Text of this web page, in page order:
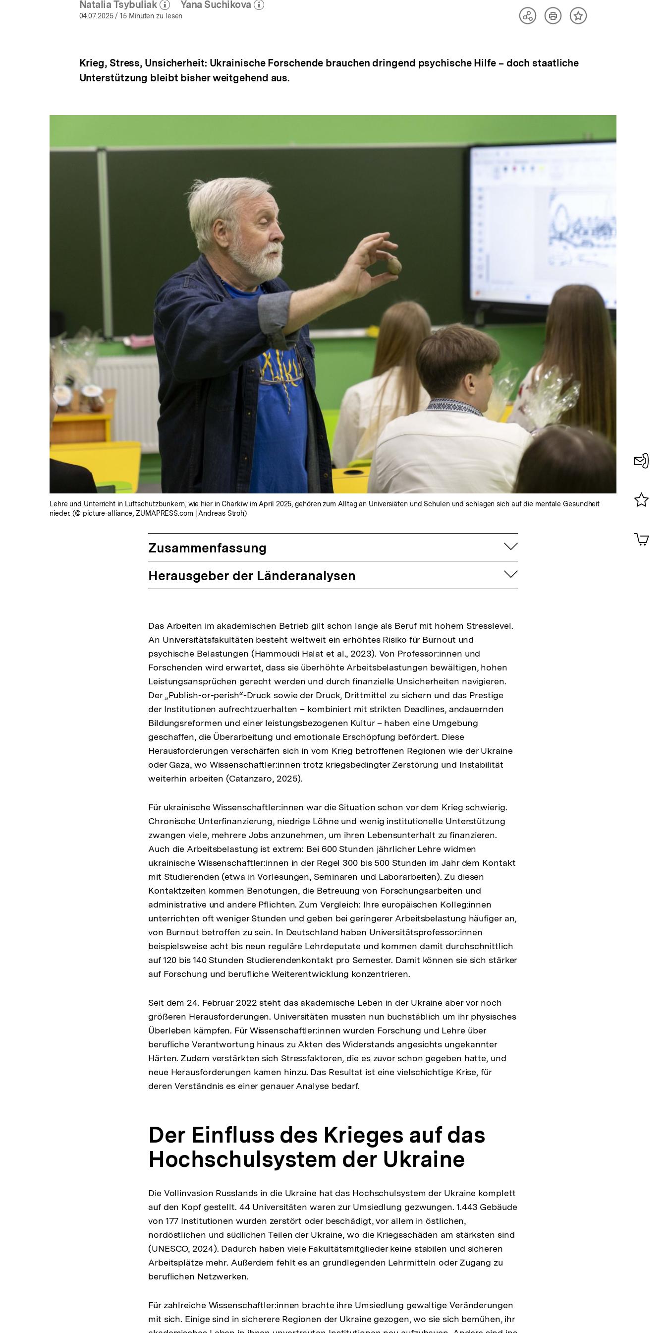
Natalia Tsybuliak
(Mehr zum Autor)
öffnen
Yana Suchikova
(Mehr zum Autor)
04.07.2025/ 15 Minuten zu lesen
TeilenArtikelInhalt
Krieg, Stress, Unsicherheit: Ukrainische Forschende brauchen dringend psychische Hilfe – doch staatliche
Unterstützung bleibt bisher weitgehend aus.
Lehre und Unterricht in Luftschutzbunkern, wie hier in Charkiw im April 2025, gehören zum Alltag an Universiäten und Schulen und schlagen sich auf die mentale Gesundheit
nieder. (© picture-alliance, ZUMAPRESS.com | Andreas Stroh)
Zusammenfassung aufklappen
Herausgeber der Länderanalysen aufklappen
Das Arbeiten im akademischen Betrieb gilt schon lange als Beruf mit hohem Stresslevel.
An Universitätsfakultäten besteht weltweit ein erhöhtes Risiko für Burnout und
psychische Belastungen (Hammoudi Halat et al., 2023). Von Professor:innen und
Forschenden wird erwartet, dass sie überhöhte Arbeitsbelastungen bewältigen, hohen
Leistungsansprüchen gerecht werden und durch finanzielle Unsicherheiten navigieren.
Der „Publish-or-perish“-Druck sowie der Druck, Drittmittel zu sichern und das Prestige
der Institutionen aufrechtzuerhalten – kombiniert mit strikten Deadlines, andauernden
Bildungsreformen und einer leistungsbezogenen Kultur – haben eine Umgebung
geschaffen, die Überarbeitung und emotionale Erschöpfung befördert. Diese
Herausforderungen verschärfen sich in vom Krieg betroffenen Regionen wie der Ukraine
oder Gaza, wo Wissenschaftler:innen trotz kriegsbedingter Zerstörung und Instabilität
weiterhin arbeiten (Catanzaro, 2025).
Für ukrainische Wissenschaftler:innen war die Situation schon vor dem Krieg schwierig.
Chronische Unterfinanzierung, niedrige Löhne und wenig institutionelle Unterstützung
zwangen viele, mehrere Jobs anzunehmen, um ihren Lebensunterhalt zu finanzieren.
Auch die Arbeitsbelastung ist extrem: Bei 600 Stunden jährlicher Lehre widmen
ukrainische Wissenschaftler:innen in der Regel 300 bis 500 Stunden im Jahr dem Kontakt
mit Studierenden (etwa in Vorlesungen, Seminaren und Laborarbeiten). Zu diesen
Kontaktzeiten kommen Benotungen, die Betreuung von Forschungsarbeiten und
administrative und andere Pflichten. Zum Vergleich: Ihre europäischen Kolleg:innen
unterrichten oft weniger Stunden und geben bei geringerer Arbeitsbelastung häufiger an,
von Burnout betroffen zu sein. In Deutschland haben Universitätsprofessor:innen
beispielsweise acht bis neun reguläre Lehrdeputate und kommen damit durchschnittlich
auf 120 bis 140 Stunden Studierendenkontakt pro Semester. Damit können sie sich stärker
auf Forschung und berufliche Weiterentwicklung konzentrieren.
Seit dem 24. Februar 2022 steht das akademische Leben in der Ukraine aber vor noch
größeren Herausforderungen. Universitäten mussten nun buchstäblich um ihr physisches
Überleben kämpfen. Für Wissenschaftler:innen wurden Forschung und Lehre über
berufliche Verantwortung hinaus zu Akten des Widerstands angesichts ungekannter
Härten. Zudem verstärkten sich Stressfaktoren, die es zuvor schon gegeben hatte, und
neue Herausforderungen kamen hinzu. Das Resultat ist eine vielschichtige Krise, für
deren Verständnis es einer genauer Analyse bedarf.
Der Einfluss des Krieges auf das
Hochschulsystem der Ukraine
Die Vollinvasion Russlands in die Ukraine hat das Hochschulsystem der Ukraine komplett
auf den Kopf gestellt. 44 Universitäten waren zur Umsiedlung gezwungen. 1.443 Gebäude
von 177 Institutionen wurden zerstört oder beschädigt, vor allem in östlichen,
nordöstlichen und südlichen Teilen der Ukraine, wo die Kriegsschäden am stärksten sind
(UNESCO, 2024). Dadurch haben viele Fakultätsmitglieder keine stabilen und sicheren
Arbeitsplätze mehr. Außerdem fehlt es an grundlegenden Lehrmitteln oder Zugang zu
beruflichen Netzwerken.
Für zahlreiche Wissenschaftler:innen brachte ihre Umsiedlung gewaltige Veränderungen
mit sich. Einige sind in sicherere Regionen der Ukraine gezogen, wo sie sich bemühen, ihr